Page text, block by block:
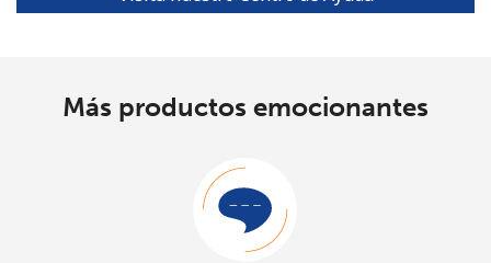
Más productos emocionantes